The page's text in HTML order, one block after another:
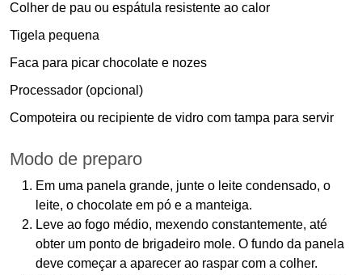
Colher de pau ou espátula resistente ao calor
Tigela pequena
Faca para picar chocolate e nozes
Processador (opcional)
Compoteira ou recipiente de vidro com tampa para servir
Modo de preparo
Em uma panela grande, junte o leite condensado, o
leite, o chocolate em pó e a manteiga.
Leve ao fogo médio, mexendo constantemente, até
obter um ponto de brigadeiro mole. O fundo da panela
deve começar a aparecer ao raspar com a colher.